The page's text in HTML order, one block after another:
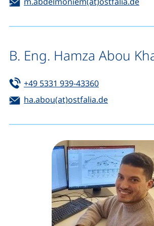
B. Eng. Hamza Abou
Tel:
+49 5331 939-43360(startet einen
E-Mail:
ha.abou(at)ostfalia.de(öffnet Ihr